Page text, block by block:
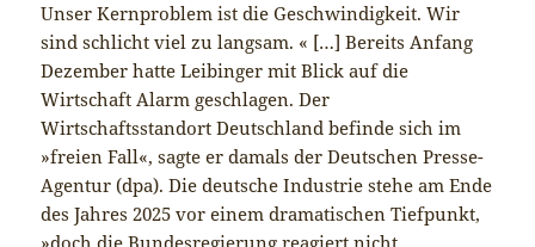
Unser Kernproblem ist die Geschwindigkeit. Wir
sind schlicht viel zu langsam. « […] Bereits Anfang
Dezember hatte Leibinger mit Blick auf die
Wirtschaft Alarm geschlagen. Der
Wirtschaftsstandort Deutschland befinde sich im
»freien Fall«, sagte er damals der Deutschen Presse-
Agentur (dpa). Die deutsche Industrie stehe am Ende
des Jahres 2025 vor einem dramatischen Tiefpunkt,